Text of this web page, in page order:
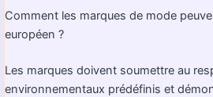
Comment les marques de mode
européen ?
Les marques doivent soumettre au
environnementaux prédéfinis et